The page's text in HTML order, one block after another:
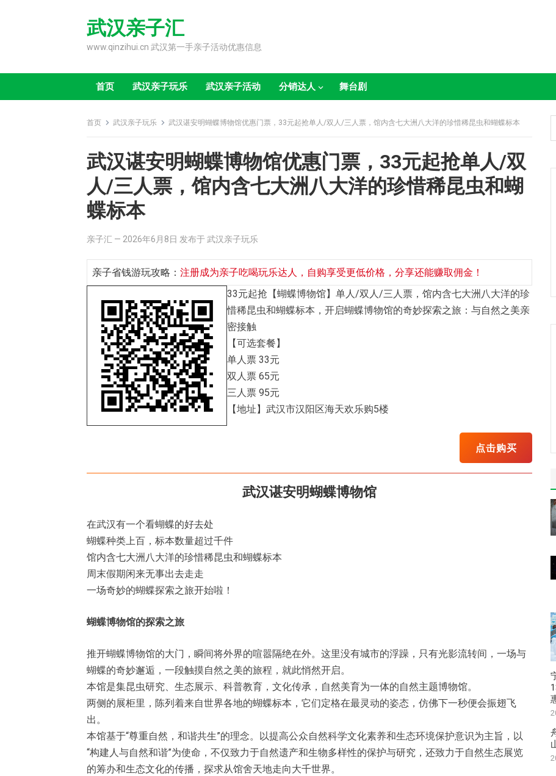
武汉亲子汇
www.qinzihui.cn 武汉第一手亲子活动优惠信息
首页 武汉亲子玩乐 武汉亲子活动 分销达人 舞台剧
首页 武汉亲子玩乐 武汉谌安明蝴蝶博物馆优惠门票，33元起抢单人/双人/三人票，馆内含七大洲八大洋的珍惜稀昆虫和蝴蝶标本
武汉谌安明蝴蝶博物馆优惠门票，33元起抢单人/双
人/三人票，馆内含七大洲八大洋的珍惜稀昆虫和蝴
蝶标本
亲子汇 — 2026年6月8日 发布于 武汉亲子玩乐
亲子省钱游玩攻略： 注册成为亲子吃喝玩乐达人，自购享受更低价格，分享还能赚取佣金！
33元起抢【蝴蝶博物馆】单人/双人/三人票，馆内含七大洲八大洋的珍
惜稀昆虫和蝴蝶标本，开启蝴蝶博物馆的奇妙探索之旅：与自然之美亲
密接触
【可选套餐】
单人票 33元
双人票 65元
三人票 95元
【地址】武汉市汉阳区海天欢乐购5楼
点击购买
武汉谌安明蝴蝶博物馆
在武汉有一个看蝴蝶的好去处
蝴蝶种类上百，标本数量超过千件
馆内含七大洲八大洋的珍惜稀昆虫和蝴蝶标本
周末假期闲来无事出去走走
一场奇妙的蝴蝶探索之旅开始啦！
蝴蝶博物馆的探索之旅
推开蝴蝶博物馆的大门，瞬间将外界的喧嚣隔绝在外。这里没有城市的浮躁，只有光影流转间，一场与
蝴蝶的奇妙邂逅，一段触摸自然之美的旅程，就此悄然开启。
本馆是集昆虫研究、生态展示、科普教育，文化传承，自然美育为一体的自然主题博物馆。
两侧的展柜里，陈列着来自世界各地的蝴蝶标本，它们定格在最灵动的姿态，仿佛下一秒便会振翅飞
出。
本馆基于“尊重自然，和谐共生”的理念。以提高公众自然科学文化素养和生态环境保护意识为主旨，以
“构建人与自然和谐”为使命，不仅致力于自然遗产和生物多样性的保护与研究，还致力于自然生态展览
的筹办和生态文化的传播，探求从馆舍天地走向大千世界。